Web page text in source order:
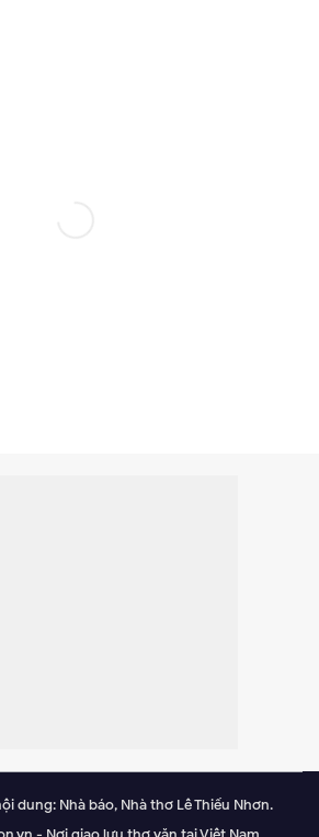
dung: Nhà báo, Nhà thơ Lê Thiếu Nhơn.